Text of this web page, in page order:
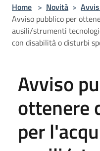
Home > Novità >
Avviso pubblico per
ausili/strumenti
con disabilità o disturbi
Avviso
ottenere
per